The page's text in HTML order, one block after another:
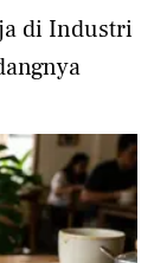
di Industri